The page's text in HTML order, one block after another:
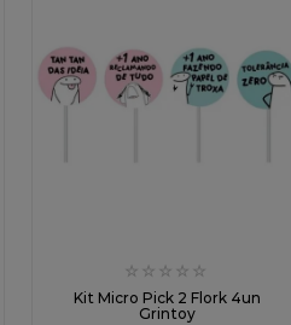
☆ ☆ ☆ ☆ ☆
Kit Micro Pick 2 Flork 4un
Grintoy